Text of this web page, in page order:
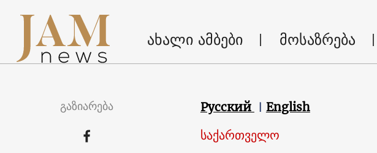
ახალი ამბები მოსაზრება
გაზიარება Русский English
საქართველო